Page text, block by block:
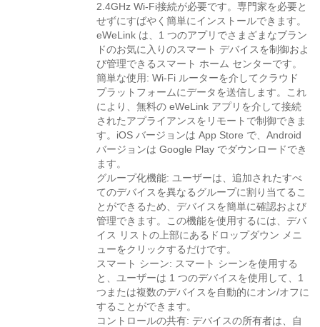
2.4GHz Wi-Fi接続が必要です。専門家を必要と
せずにすばやく簡単にインストールできます。
eWeLink は、1 つのアプリでさまざまなブラン
ドのお気に入りのスマート デバイスを制御およ
び管理できるスマート ホーム センターです。
簡単な使用: Wi-Fi ルーターを介してクラウド
プラットフォームにデータを送信します。これ
により、無料の eWeLink アプリを介して接続
されたアプライアンスをリモートで制御できま
す。iOS バージョンは App Store で、Android
バージョンは Google Play でダウンロードでき
ます。
グループ化機能: ユーザーは、追加されたすべ
てのデバイスを異なるグループに割り当てるこ
とができるため、デバイスを簡単に確認および
管理できます。この機能を使用するには、デバ
イス リストの上部にあるドロップダウン メニ
ューをクリックするだけです。
スマート シーン: スマート シーンを使用する
と、ユーザーは 1 つのデバイスを使用して、1
つまたは複数のデバイスを自動的にオン/オフに
することができます。
コントロールの共有: デバイスの所有者は、自